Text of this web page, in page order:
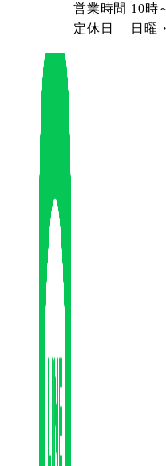
営業時間 10時
定休日
日曜